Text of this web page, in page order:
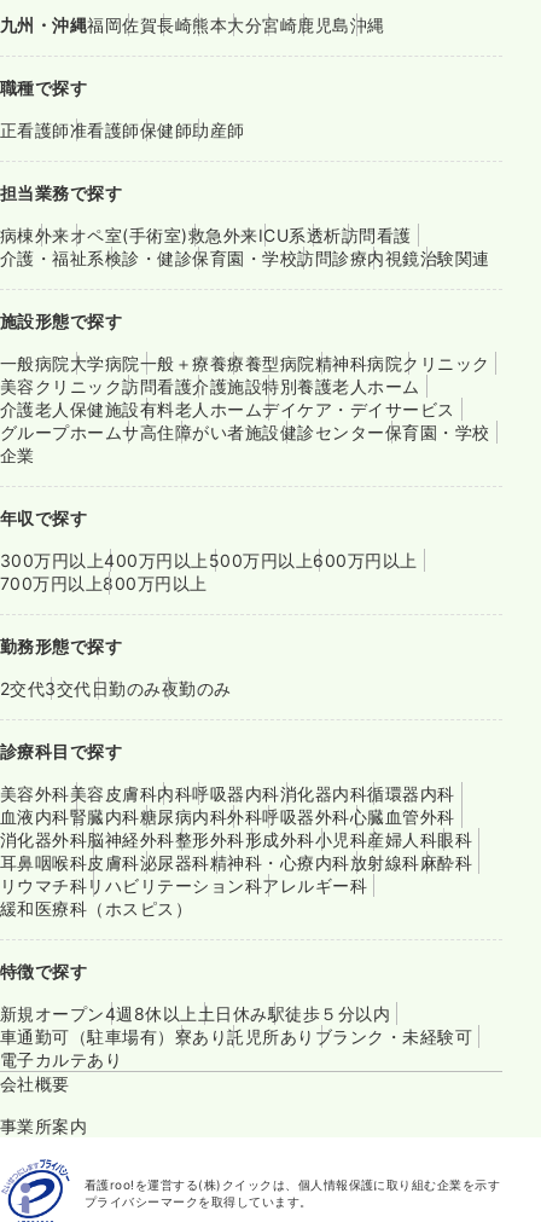
九州・沖縄福岡佐賀長崎熊本大分宮崎鹿児島沖縄
職種で探す
正看護師准看護師保健師助産師
担当業務で探す
病棟外来オペ室(手術室)救急外来ICU系透析訪問看護
介護・福祉系検診・健診保育園・学校訪問診療内視鏡治験関連
施設形態で探す
一般病院大学病院一般＋療養療養型病院精神科病院クリニック
美容クリニック訪問看護介護施設特別養護老人ホーム
介護老人保健施設有料老人ホームデイケア・デイサービス
グループホームサ高住障がい者施設健診センター保育園・学校
企業
年収で探す
300万円以上400万円以上 500万円以上600万円以上
700万円以上800万円以上
勤務形態で探す
2交代3交代日勤のみ夜勤のみ
診療科目で探す
美容外科美容皮膚科内科呼吸器内科消化器内科循環器内科
血液内科腎臓内科糖尿病内科外科呼吸器外科心臓血管外科
消化器外科脳神経外科整形外科形成外科小児科産婦人科眼科
耳鼻咽喉科皮膚科泌尿器科精神科・心療内科放射線科麻酔科
リウマチ科リハビリテーション科アレルギー科
緩和医療科（ホスピス）
特徴で探す
新規オープン4週8休以上 土日休み駅徒歩５分以内
車通勤可（駐車場有） 寮あり託児所あり ブランク・未経験可
電子カルテあり
会社概要
事業所案内
看護roo!を運営する(株)クイックは、個人情報保護に取り組む企業を示す
プライバシーマークを取得しています。